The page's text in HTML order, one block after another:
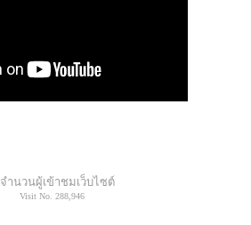
จำนวนผู้เข้าชมเว็บไซต์